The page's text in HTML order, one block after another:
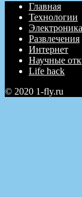
Главная
Технологии
Электроника
Развлечения
Интернет
Научные
Life hack
© 2020 1-fly.ru